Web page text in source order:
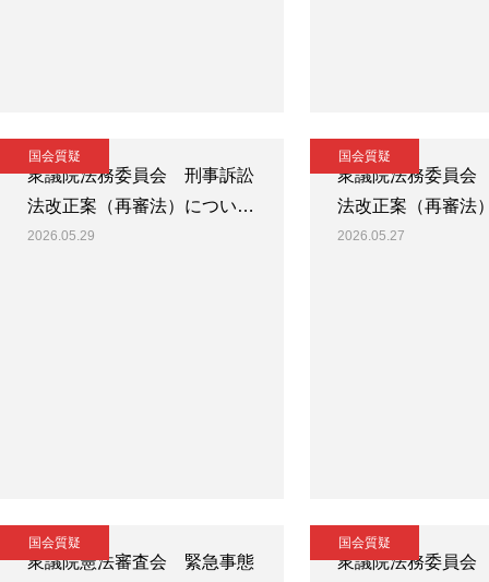
国会質疑
衆議院法務委員会 刑事訴訟
法改正案（再審法）につい…
2026.05.29
国会質疑
衆議院法務委員
法改正案（再審法
2026.05.27
国会質疑
衆議院憲法審査会 緊急事態
国会質疑
衆議院法務委員